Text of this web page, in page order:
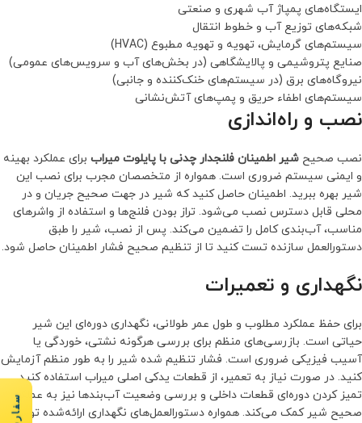
ایستگاه‌های پمپاژ آب شهری و صنعتی
شبکه‌های توزیع آب و خطوط انتقال
سیستم‌های گرمایش، تهویه و تهویه مطبوع (HVAC)
صنایع پتروشیمی و پالایشگاهی (در بخش‌های آب و سرویس‌های عمومی)
نیروگاه‌های برق (در سیستم‌های خنک‌کننده و جانبی)
سیستم‌های اطفاء حریق و پمپ‌های آتش‌نشانی
نصب و راه‌اندازی
نصب صحیح شیر اطمینان فلنجدار چدنی با پایلوت میراب برای عملکرد بهینه
و ایمنی سیستم ضروری است. همواره از متخصصان مجرب برای نصب این
شیر بهره ببرید. اطمینان حاصل کنید که شیر در جهت صحیح جریان و در
محلی قابل دسترس نصب می‌شود. تراز بودن فلنج‌ها و استفاده از واشرهای
مناسب، آب‌بندی کامل را تضمین می‌کند. پس از نصب، شیر را طبق
دستورالعمل سازنده تست کنید تا از تنظیم صحیح فشار اطمینان حاصل شود.
نگهداری و تعمیرات
برای حفظ عملکرد مطلوب و طول عمر طولانی، نگهداری دوره‌ای این شیر
حیاتی است. بازرسی‌های منظم برای بررسی هرگونه نشتی، خوردگی یا
آسیب فیزیکی ضروری است. فشار تنظیم شده شیر را به طور منظم آزمایش
کنید. در صورت نیاز به تعمیر، از قطعات یدکی اصلی میراب استفاده کنید.
تمیز کردن دوره‌ای قطعات داخلی و بررسی وضعیت آب‌بندها نیز به عملکرد
صحیح شیر کمک می‌کند. همواره دستورالعمل‌های نگهداری ارائه‌شده توسط